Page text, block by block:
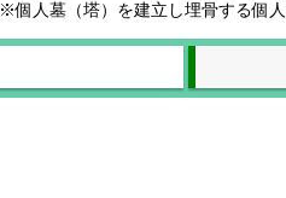
※個人墓（塔）を建立し埋骨する個人